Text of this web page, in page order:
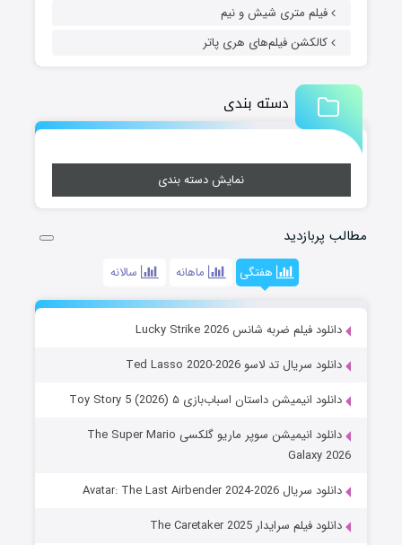
فیلم متری شیش و نیم
کالکشن فیلم‌های هری پاتر
دسته بندی
نمایش دسته بندی
مطالب پربازدید
هفتگی ماهانه سالانه
دانلود فیلم ضربه شانس Lucky Strike 2026
دانلود سریال تد لاسو Ted Lasso 2020-2026
دانلود انیمیشن داستان اسباب‌بازی ۵ Toy Story 5 (2026)
دانلود انیمیشن سوپر ماریو گلکسی The Super Mario
Galaxy 2026
دانلود سریال Avatar: The Last Airbender 2024-2026
دانلود فیلم سرایدار The Caretaker 2025